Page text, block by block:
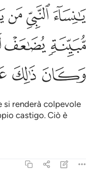
يا نساء النبي من يات
يَـٰنِسَآءَ ٱلنَّبِىِّ مَن يَأْتِ
ﲺﲻﲼ
ﳀﳁ
ﳆ ﳇ
si renderà colpevole
castigo. Ciò è